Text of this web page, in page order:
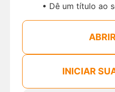
• Dê um título ao
INICIAR